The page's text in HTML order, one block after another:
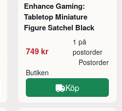
Enhance Gaming:
Tabletop Miniature
Figure Satchel Black
749 kr
1 på
postorder
Butiken
Postorder
Köp